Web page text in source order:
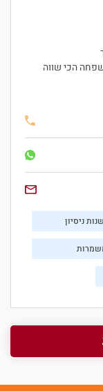
הכי שווה